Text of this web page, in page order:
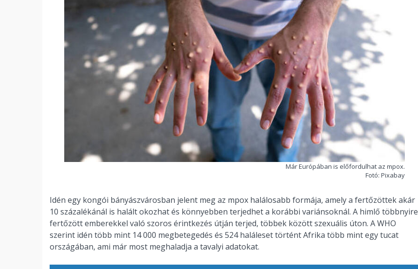
Már Európában is előfordulhat az mpox.
Fotó: Pixabay
Idén egy kongói bányászvárosban jelent meg az mpox halálosabb formája, amely a fertőzöttek akár
10 százalékánál is halált okozhat és könnyebben terjedhet a korábbi variánsoknál. A himlő többnyire
fertőzött emberekkel való szoros érintkezés útján terjed, többek között szexuális úton. A WHO
szerint idén több mint 14 000 megbetegedés és 524 haláleset történt Afrika több mint egy tucat
országában, ami már most meghaladja a tavalyi adatokat.